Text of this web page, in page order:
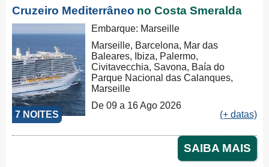
Cruzeiro Mediterrâneo no Costa Smeralda
7 NOITES
Embarque: Marseille
Marseille, Barcelona, Mar das
Baleares, Ibiza, Palermo,
Civitavecchia, Savona, Baía do
Parque Nacional das Calanques,
Marseille
De 09 a 16 Ago 2026
(+ datas)
SAIBA MAIS